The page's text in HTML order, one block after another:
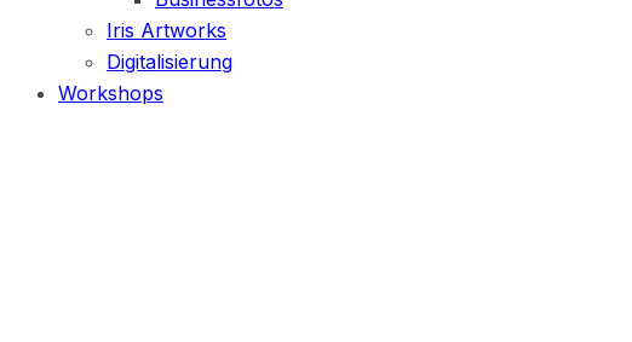
Iris Artworks
Digitalisierung
Workshops